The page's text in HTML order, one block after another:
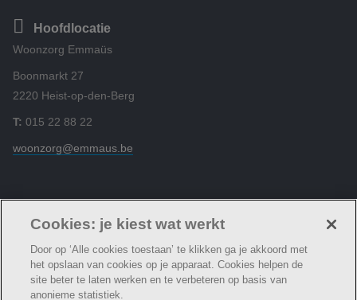
Hoofdlocatie
Woonzorg Emmaüs
Boonmarkt 27
2220 Heist-op-den-Berg
T: 015 22 88 22
woonzorg@emmaus.be
© Woonzorg Emmaüs
Cookies: je kiest wat werkt
Door op ‘Alle cookies toestaan’ te klikken ga je akkoord met
het opslaan van cookies op je apparaat. Cookies helpen de
site beter te laten werken en te verbeteren op basis van
anonieme statistiek.